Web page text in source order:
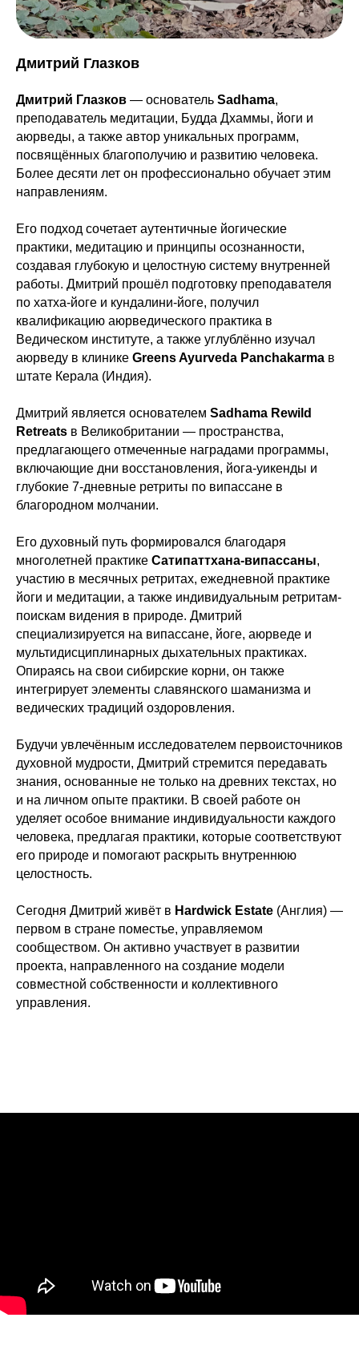
Дмитрий Глазков
Дмитрий Глазков — основатель Sadhama,
преподаватель медитации, Будда Дхаммы, йоги и
аюрведы, а также автор уникальных программ,
посвящённых благополучию и развитию человека.
Более десяти лет он профессионально обучает этим
направлениям.
Его подход сочетает аутентичные йогические
практики, медитацию и принципы осознанности,
создавая глубокую и целостную систему внутренней
работы. Дмитрий прошёл подготовку преподавателя
по хатха-йоге и кундалини-йоге, получил
квалификацию аюрведического практика в
Ведическом институте, а также углублённо изучал
аюрведу в клинике Greens Ayurveda Panchakarma в
штате Керала (Индия).
Дмитрий является основателем Sadhama Rewild
Retreats в Великобритании — пространства,
предлагающего отмеченные наградами программы,
включающие дни восстановления, йога-уикенды и
глубокие 7-дневные ретриты по випассане в
благородном молчании.
Его духовный путь формировался благодаря
многолетней практике Сатипаттхана-випассаны,
участию в месячных ретритах, ежедневной практике
йоги и медитации, а также индивидуальным ретритам-
поискам видения в природе. Дмитрий
специализируется на випассане, йоге, аюрведе и
мультидисциплинарных дыхательных практиках.
Опираясь на свои сибирские корни, он также
интегрирует элементы славянского шаманизма и
ведических традиций оздоровления.
Будучи увлечённым исследователем первоисточников
духовной мудрости, Дмитрий стремится передавать
знания, основанные не только на древних текстах, но
и на личном опыте практики. В своей работе он
уделяет особое внимание индивидуальности каждого
человека, предлагая практики, которые соответствуют
его природе и помогают раскрыть внутреннюю
целостность.
Сегодня Дмитрий живёт в Hardwick Estate (Англия) —
первом в стране поместье, управляемом
сообществом. Он активно участвует в развитии
проекта, направленного на создание модели
совместной собственности и коллективного
управления.